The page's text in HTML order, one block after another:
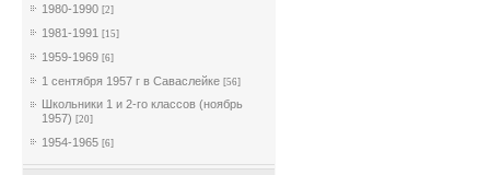
1980-1990 [2]
1981-1991 [15]
1959-1969 [6]
1 сентября 1957 г в Саваслейке [56]
Школьники 1 и 2-го классов (ноябрь
1957) [20]
1954-1965 [6]